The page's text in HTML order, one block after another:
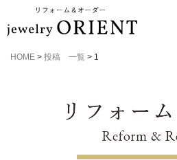
HOME > 投稿 一覧 > 1